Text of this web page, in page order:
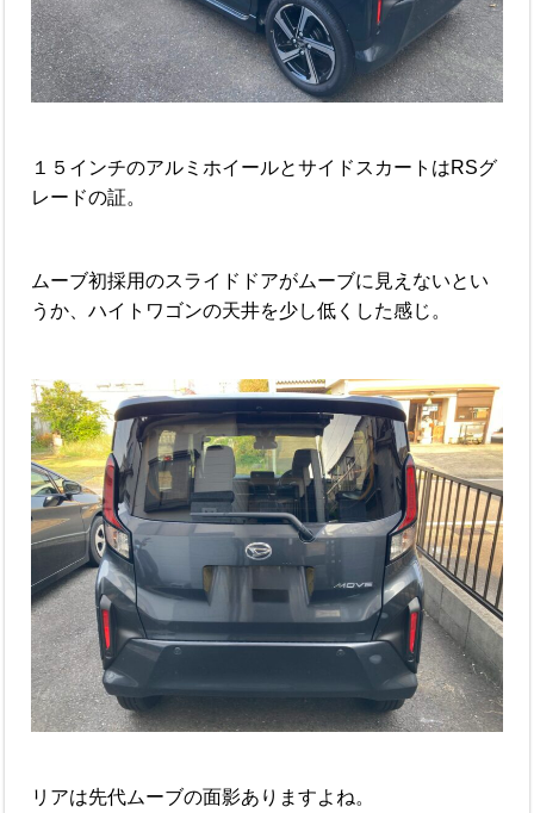
１５インチのアルミホイールとサイドスカートはRSグ
レードの証。
ムーブ初採用のスライドドアがムーブに見えないとい
うか、ハイトワゴンの天井を少し低くした感じ。
リアは先代ムーブの面影ありますよね。